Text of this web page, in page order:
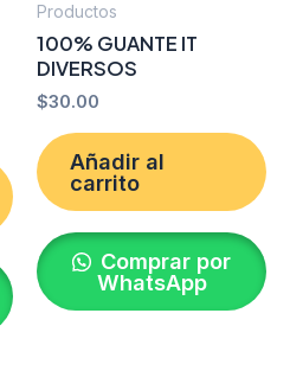
Productos
100% GUANTE IT
DIVERSOS
$30.00
Añadir al
carrito
Comprar por
WhatsApp